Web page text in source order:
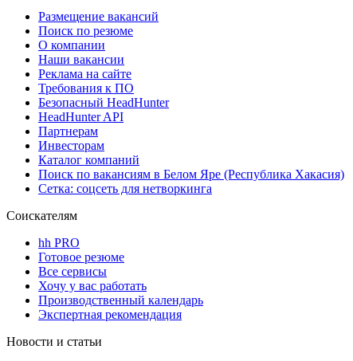
Размещение вакансий
Поиск по резюме
О компании
Наши вакансии
Реклама на сайте
Требования к ПО
Безопасный HeadHunter
HeadHunter API
Партнерам
Инвесторам
Каталог компаний
Поиск по вакансиям в Белом Яре (Республика Хакасия)
Сетка: соцсеть для нетворкинга
Соискателям
hh PRO
Готовое резюме
Все сервисы
Хочу у вас работать
Производственный календарь
Экспертная рекомендация
Новости и статьи